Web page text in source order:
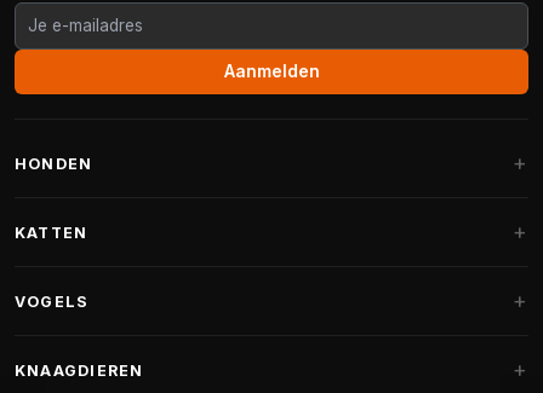
Aanmelden
HONDEN
Fantail hondenmanden
KATTEN
Krabpalen voor Maine Coon
VOGELS
KNAAGDIEREN